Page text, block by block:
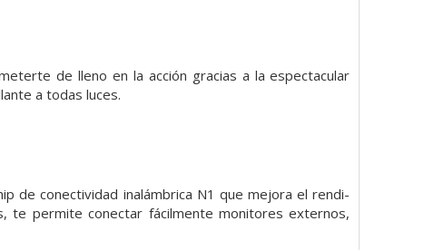
de lleno en la acción gracias a la espectacular
a todas luces.
de conectividad inalámbrica N1 que mejora el rendi­
te permite conectar fácilmente monitores externos,